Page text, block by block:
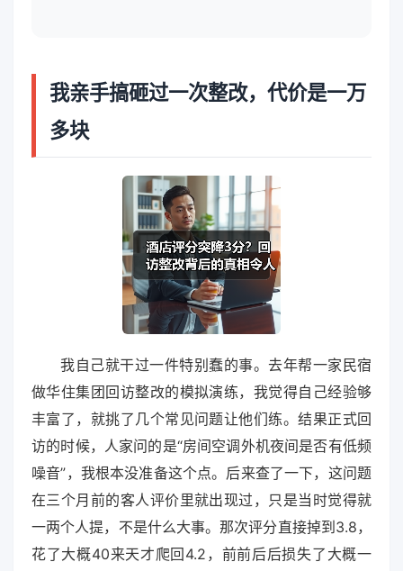
我亲手搞砸过一次整改，代价是一万
多块
我自己就干过一件特别蠢的事。去年帮一家民宿
做华住集团回访整改的模拟演练，我觉得自己经验够
丰富了，就挑了几个常见问题让他们练。结果正式回
访的时候，人家问的是“房间空调外机夜间是否有低频
噪音”，我根本没准备这个点。后来查了一下，这问题
在三个月前的客人评价里就出现过，只是当时觉得就
一两个人提，不是什么大事。那次评分直接掉到3.8，
花了大概40来天才爬回4.2，前前后后损失了大概一